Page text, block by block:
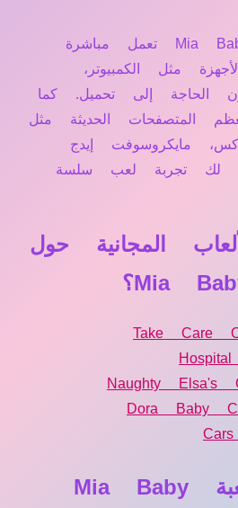
نعم، لعبة Mia Baby Care تعمل مباشرة
مثل الكمبيوتر،
دون الحاجة إلى تحميل. كما
المتصفحات الحديثة مثل
مايكروسوفت إيدج
لك تجربة لعب سلسة
المجانية حول
Take Care
Naughty Elsa's
Dora Baby
✨ وسوم لعبة Mia Baby